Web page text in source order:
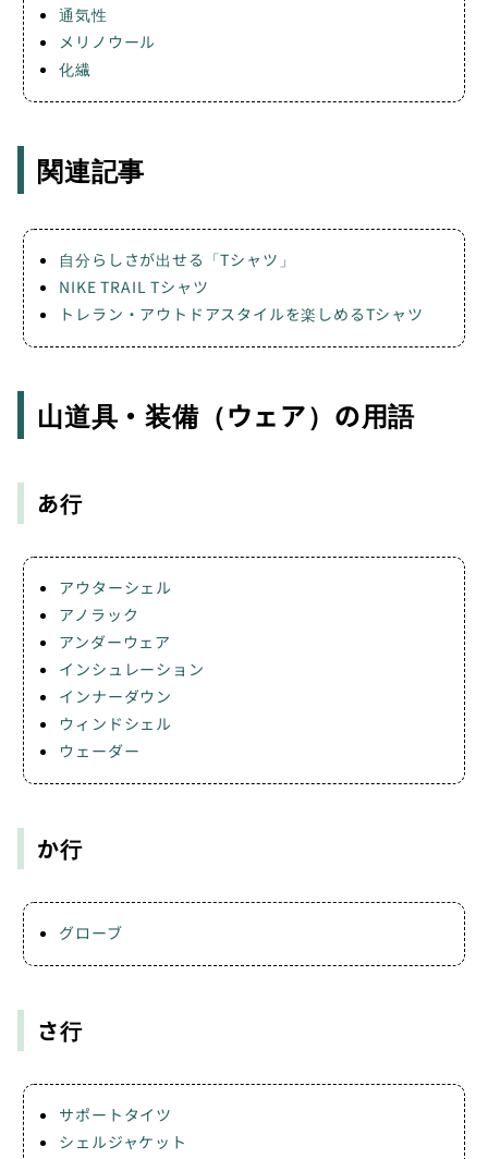
通気性
メリノウール
化繊
関連記事
自分らしさが出せる「Tシャツ」
NIKE TRAIL Tシャツ
トレラン・アウトドアスタイルを楽しめるTシャツ
山道具・装備（ウェア）の用語
あ行
アウターシェル
アノラック
アンダーウェア
インシュレーション
インナーダウン
ウィンドシェル
ウェーダー
か行
グローブ
さ行
サポートタイツ
シェルジャケット